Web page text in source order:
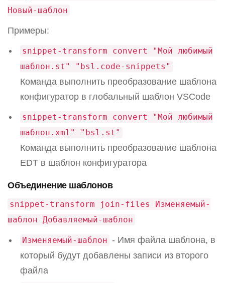
Новый-шаблон
Примеры:
snippet-transform convert "Мой любимый
шаблон.st" "bsl.code-snippets"
Команда выполнить преобразование шаблона
конфигуратор в глобальный шаблон VSCode
snippet-transform convert "Мой любимый
шаблон.xml" "bsl.st"
Команда выполнить преобразование шаблона
EDT в шаблон конфигуратора
Объединение шаблонов
snippet-transform join-files Изменяемый-
шаблон Добавляемый-шаблон
Изменяемый-шаблон - Имя файла шаблона, в
который будут добавлены записи из второго
файла